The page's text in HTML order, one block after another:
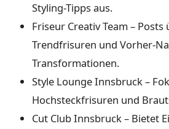
Styling-Tipps aus.
Friseur Creativ Team –
Trendfrisuren und Vorher-
Transformationen.
Style Lounge Innsbruck –
Hochsteckfrisuren und
Cut Club Innsbruck – Bietet